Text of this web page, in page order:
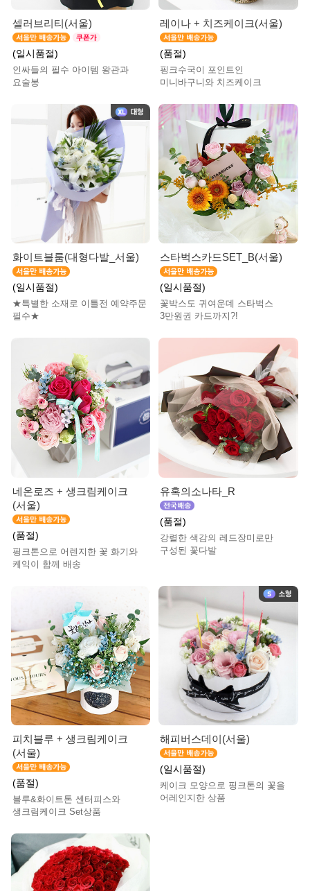
셀러브리티(서울)
(일시품절)
인싸들의 필수 아이템 왕관과
요술봉
레이나 + 치즈케이크(서울)
(품절)
핑크수국이 포인트인
미니바구니와 치즈케이크
화이트블룸(대형다발_서울)
(일시품절)
★특별한 소재로 이틀전 예약주문
필수★
스타벅스카드SET_B(서울)
(일시품절)
꽃박스도 귀여운데 스타벅스
3만원권 카드까지?!
네온로즈 + 생크림케이크
(서울)
(품절)
핑크톤으로 어렌지한 꽃 화기와
케익이 함께 배송
유혹의소나타_R
(품절)
강렬한 색감의 레드장미로만
구성된 꽃다발
피치블루 + 생크림케이크
(서울)
(품절)
블루&화이트톤 센터피스와
생크림케이크 Set상품
해피버스데이(서울)
(일시품절)
케이크 모양으로 핑크톤의 꽃을
어레인지한 상품